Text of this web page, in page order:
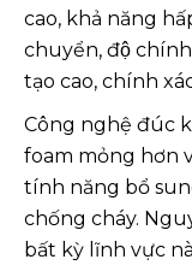
cao, khả năng
chuyển, độ
tạo cao, chính
Công nghệ đúc
foam mỏng hơn
tính năng bổ
chống cháy.
bất kỳ lĩnh vực